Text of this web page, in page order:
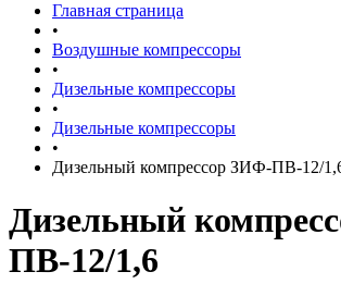
Главная страница
•
Воздушные компрессоры
•
Дизельные компрессоры
•
Дизельные компрессоры
•
Дизельный компрессор ЗИФ-ПВ-12/
Дизельный
ПВ-12/1,6